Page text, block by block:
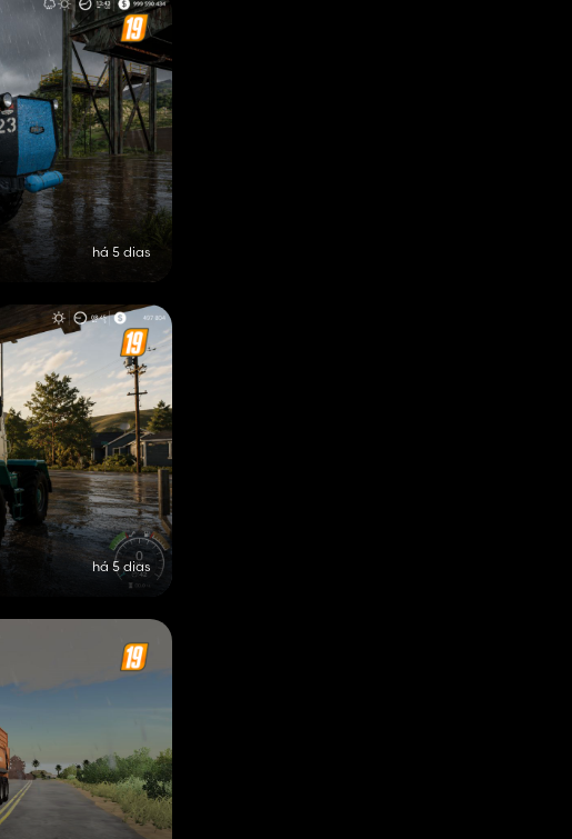
há 5 dias
há 5 dias